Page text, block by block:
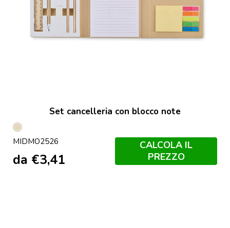
Set cancelleria con blocco note
Beige
MIDMO2526
da €3,41
CALCOLA IL
PREZZO